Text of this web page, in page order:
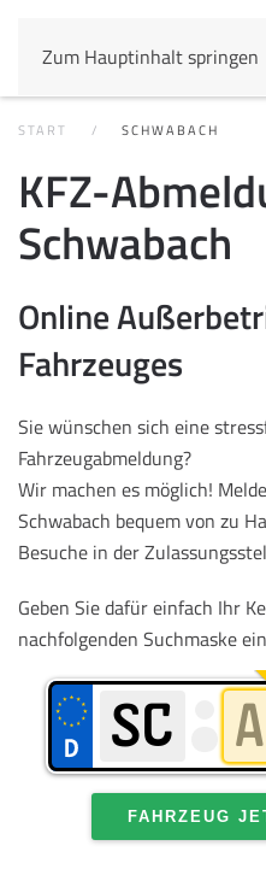
Zum Hauptinhalt springen
START SCHWABACH
KFZ-
Schwabach
Online
Fahrzeuges
Sie wünschen sich eine
Fahrzeugabmeldung?
Wir machen es möglich!
Schwabach bequem von zu
Besuche in der
Geben Sie dafür einfach Ihr
nachfolgenden Suchmaske
FAHRZEUG